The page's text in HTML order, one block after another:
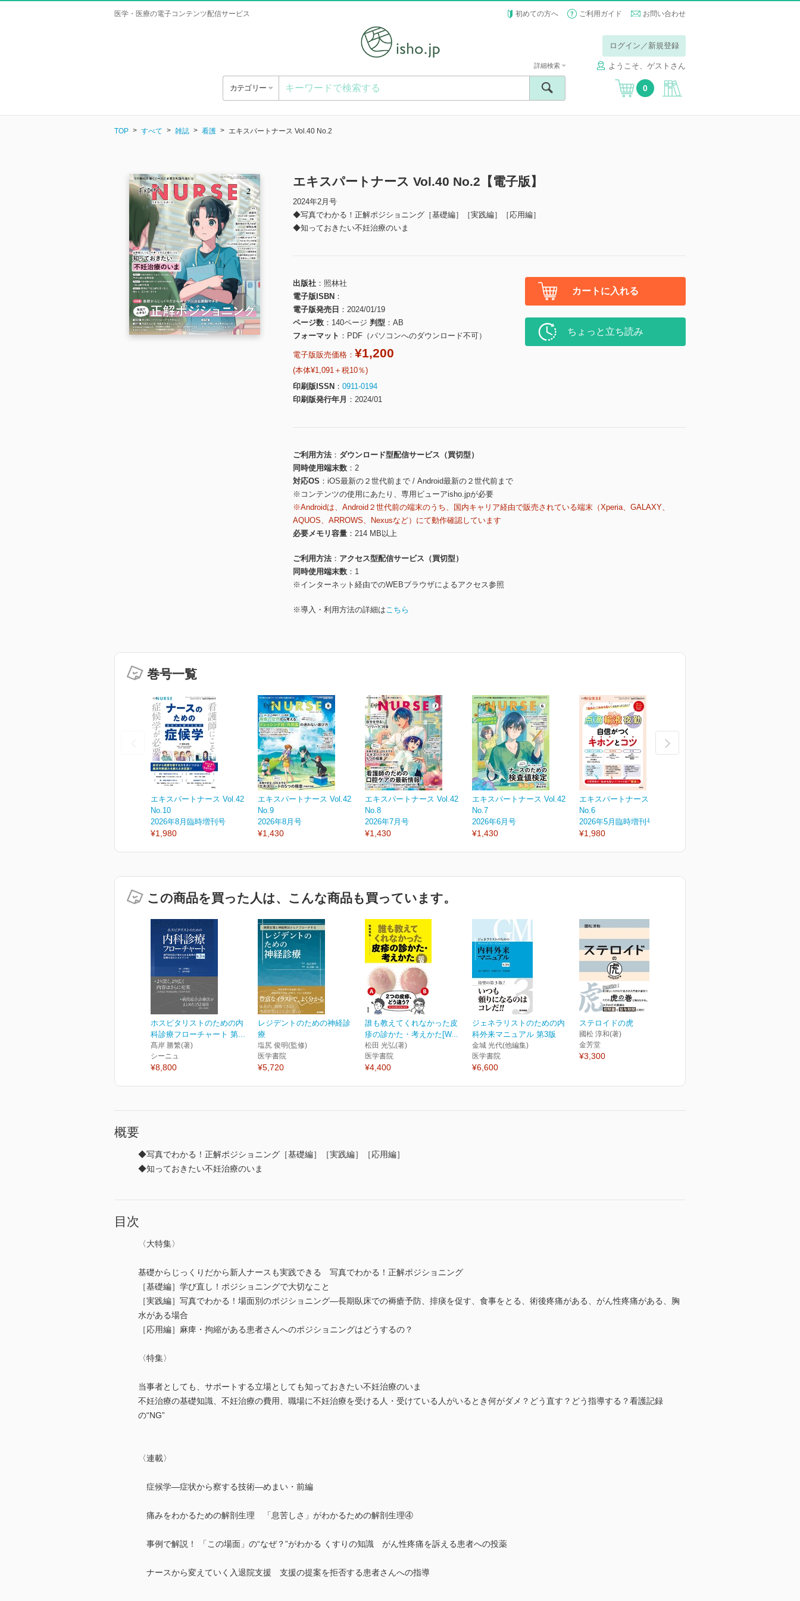
医学・医療の電子コンテンツ配信サービス 初めての方へ ご利用ガイド お問い合わせ
ログイン／新規登録
ようこそ、ゲストさん
カテゴリー
詳細検索
0
TOP すべて 雑誌 看護 エキスパートナース Vol.40 No.2
エキスパートナース Vol.40 No.2【電子版】
2024年2月号
◆写真でわかる！正解ポジショニング［基礎編］［実践編］［応用編］
◆知っておきたい不妊治療のいま
出版社
照林社
電子版ISBN
電子版発売日
2024/01/19
ページ数
140ページ 判型
AB
フォーマット
PDF（パソコンへのダウンロード不可）
電子版販売価格： ¥1,200
(本体¥1,091＋税10％)
印刷版ISSN
0911-0194
印刷版発行年月
2024/01
カートに入れる
ちょっと立ち読み
ご利用方法
ダウンロード型配信サービス（買切型）
同時使用端末数
2
対応OS
iOS最新の２世代前まで / Android最新の２世代前まで
※コンテンツの使用にあたり、専用ビューアisho.jpが必要
※Androidは、Android２世代前の端末のうち、国内キャリア経由で販売されている端末（Xperia、GALAXY、
AQUOS、ARROWS、Nexusなど）にて動作確認しています
必要メモリ容量
214 MB以上
ご利用方法
アクセス型配信サービス（買切型）
同時使用端末数
1
※インターネット経由でのWEBブラウザによるアクセス参照
※導入・利用方法の詳細はこちら
巻号一覧
エキスパートナース Vol.42
No.10
2026年8月臨時増刊号
¥1,980
エキスパートナース Vol.42
No.9
2026年8月号
¥1,430
エキスパートナース Vol.42
No.8
2026年7月号
¥1,430
エキスパートナース Vol.42
No.7
2026年6月号
¥1,430
エキスパートナース Vol.42
No.6
2026年5月臨時増刊号
¥1,980
この商品を買った人は、こんな商品も買っています。
ホスピタリストのための内
科診療フローチャート 第...
髙岸 勝繁(著)
シーニュ
¥8,800
レジデントのための神経診
療
塩尻 俊明(監修)
医学書院
¥5,720
誰も教えてくれなかった皮
疹の診かた・考えかた[W...
松田 光弘(著)
医学書院
¥4,400
ジェネラリストのための内
科外来マニュアル 第3版
金城 光代(他編集)
医学書院
¥6,600
ステロイドの虎
國松 淳和(著)
金芳堂
¥3,300
概要
◆写真でわかる！正解ポジショニング［基礎編］［実践編］［応用編］
◆知っておきたい不妊治療のいま
目次
〈大特集〉
基礎からじっくりだから新人ナースも実践できる 写真でわかる！正解ポジショニング
［基礎編］学び直し！ポジショニングで大切なこと
［実践編］写真でわかる！場面別のポジショニング―長期臥床での褥瘡予防、排痰を促す、食事をとる、術後疼痛がある、がん性疼痛がある、胸
水がある場合
［応用編］麻痺・拘縮がある患者さんへのポジショニングはどうするの？
〈特集〉
当事者としても、サポートする立場としても知っておきたい不妊治療のいま
不妊治療の基礎知識、不妊治療の費用、職場に不妊治療を受ける人・受けている人がいるとき何がダメ？どう直す？どう指導する？看護記録
の“NG”
〈連載〉
症候学―症状から察する技術―めまい・前編
痛みをわかるための解剖生理 「息苦しさ」がわかるための解剖生理④
事例で解説！ 「この場面」の“なぜ？”がわかる くすりの知識 がん性疼痛を訴える患者への投薬
ナースから変えていく入退院支援 支援の提案を拒否する患者さんへの指導